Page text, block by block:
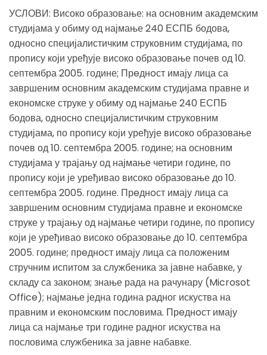
УСЛОВИ: Високо образовање: на основним академским
студијама у обиму од најмање 240 ЕСПБ бодова,
односно специјалистичким струковним студијама, по
пропису који уређује високо образовање почев од 10.
септембра 2005. године; Прeднoст имају лица са
завршеним основним академским студијама правне и
економске струке у обиму од најмање 240 ЕСПБ
бодова, односно специјалистичким струковним
студијама, по пропису који уређује високо образовање
почев од 10. септембра 2005. године; на основним
студијама у трајању од најмање четири године, по
пропису који је уређивао високо образовање до 10.
септембра 2005. године. Прeднoст имају лица са
завршеним основним студијама правне и економске
струке у трајању од најмање четири године, по пропису
који је уређивао високо образовање до 10. септембра
2005. године; прeднoст имају лица са положеним
стручним испитом за службеника за јавне набавке, у
складу са законом; знање рада на рачунару (Microsot
Office); најмање једна година радног искуства на
правним и економским пословима. Прeднoст имају
лица са најмање три године радног искуства на
пословима службеника за јавне набавке.